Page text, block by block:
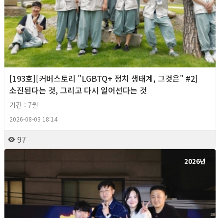
[193호][커버스토리 "LGBTQ+ 정치 생태계, 그것은" #2]
소진된다는 것, 그리고 다시 일어선다는 것
기간 : 7월
2026-08-03 18:14
97
2026년